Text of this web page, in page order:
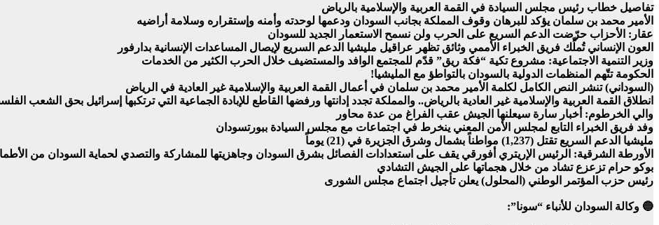
تفاصيل خطاب رئيس مجلس السيادة في القمة العربية والإسلامية بالرياض
الأمير محمد بن سلمان يؤكد للبرهان وقوف المملكة بجانب السودان ودعمها لوحدته وأمنه وإستقراره وسلامة أراضيه
عقار: الأحزاب حرّضت الدعم السريع على الحرب ولن نسمح الاستعمار الجديد للسودان
العون الإنساني تُملِّك فريق الخبراء الأممي وثائق تظهر عراقيل مليشيا الدعم السريع لإيصال المساعدات الإنسانية بدارفور
وزير التنمية الاجتماعية: مشروع تكية “فكة ريق” قدّم للمجتمع الوافد والمستضيف خلال الحرب الكثير من الخدمات
الحكومة تتّهم المنظمات الدولية بالسودان بالتواطؤ مع المليشيا!
(السوداني) تنشر النص الكامل لكلمة الأمير محمد بن سلمان في أعمال القمة العربية والإسلامية غير العادية في الرياض
انطلاق القمة العربية والإسلامية غير العادية بالرياض.. والمملكة تجدد إدانتها ورفضها القاطع للإبادة الجماعية التي ترتكبها إسرائيل بحق الشعب
والي الخرطوم: أخبار سارة سيعلنها الجيش عقب الفراغ من عدة محاور
وفد فريق الخبراء التابع لمجلس الأمن المعني ينخرط في اجتماعات مع مجلس السيادة ببورتسودان
مليشيا الدعم السريع تقتل (1,237) مواطناً بشمال وشرق الجزيرة في (21) يوماً
الأورطة الشرقية: الرئيس الإريتري أفورقي يقف على استعدادات الفصائل بشرق السودان وجاهزيتها للمشاركة والتصدي لحماية السودان من
بوكو حرام تزعزع تشاد من خلال هجماتها على الجيش التشادي
رئيس حزب المؤتمر الوطني (المحلول) يعلن تأجيل اجتماع مجلس الشورى
🔵 وكالة السودان للأنباء “سونا”: